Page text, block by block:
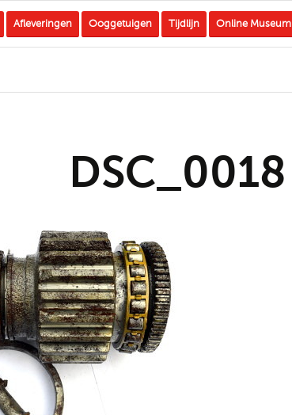
Afleveringen Ooggetuigen Tijdlijn Online Museum
DSC_0018